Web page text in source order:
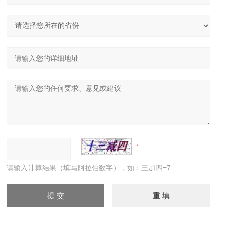
请输入计算结果（填写阿拉伯数字），如：三加四=7